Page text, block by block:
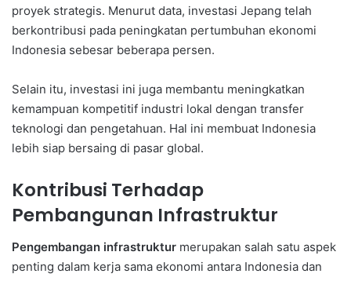
proyek strategis. Menurut data, investasi Jepang telah
berkontribusi pada peningkatan pertumbuhan ekonomi
Indonesia sebesar beberapa persen.
Selain itu, investasi ini juga membantu meningkatkan
kemampuan kompetitif industri lokal dengan transfer
teknologi dan pengetahuan. Hal ini membuat Indonesia
lebih siap bersaing di pasar global.
Kontribusi Terhadap
Pembangunan Infrastruktur
Pengembangan infrastruktur merupakan salah satu aspek
penting dalam kerja sama ekonomi antara Indonesia dan